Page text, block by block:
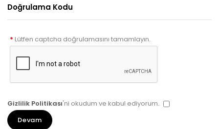
Doğrulama Kodu
Lütfen captcha doğrulamasını tamamlayın.
Gizlilik Politikası'ni okudum ve kabul ediyorum.